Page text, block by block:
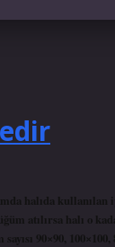
halıda
atılırsa halı o
90×90,